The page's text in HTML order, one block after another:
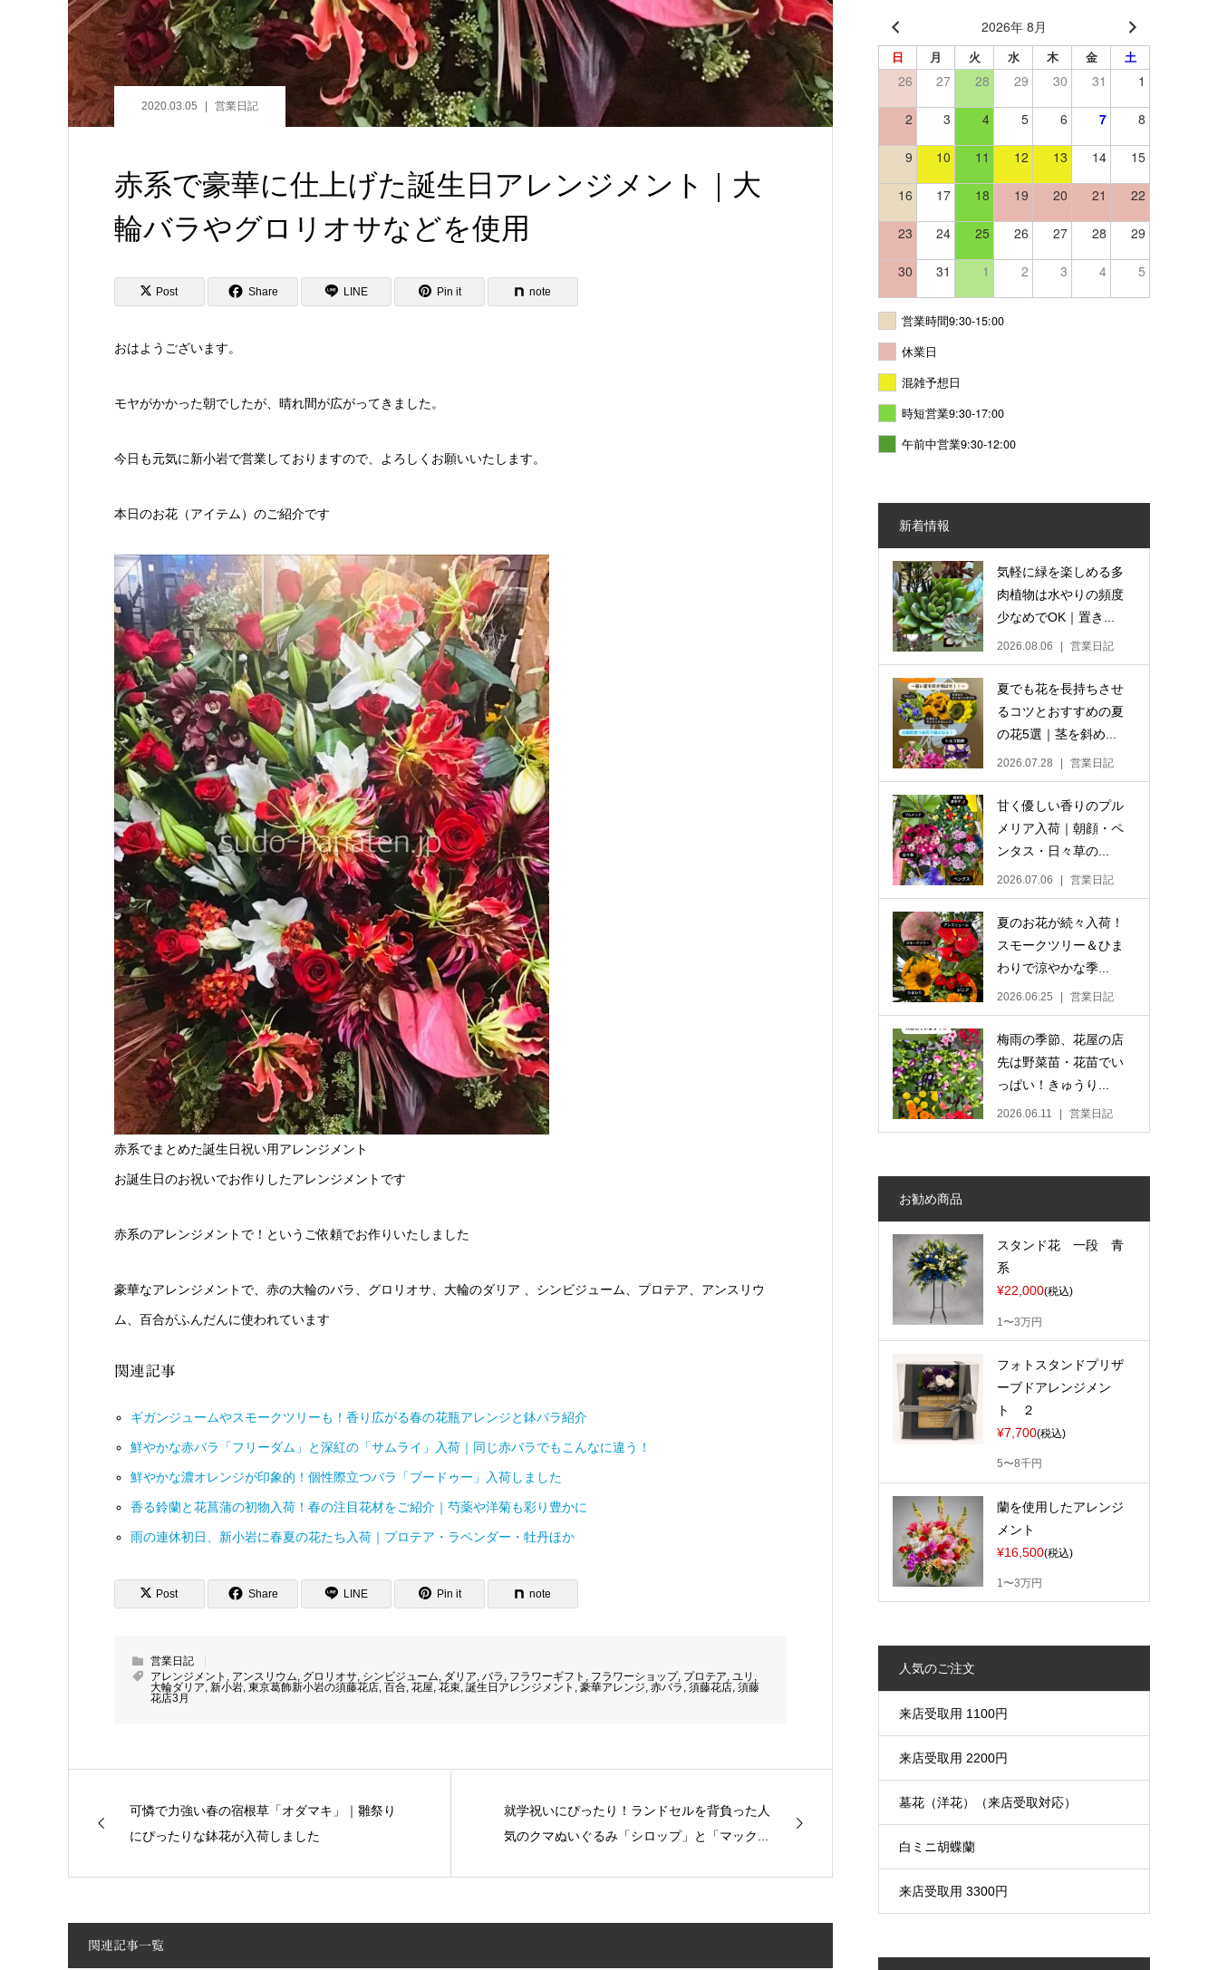
2020.03.05 営業日記
赤系で豪華に仕上げた誕生日アレンジメント｜大
輪バラやグロリオサなどを使用
Post Share LINE Pin it note
おはようございます。
モヤがかかった朝でしたが、晴れ間が広がってきました。
今日も元気に新小岩で営業しておりますので、よろしくお願いいたします。
本日のお花（アイテム）のご紹介です
赤系でまとめた誕生日祝い用アレンジメント
お誕生日のお祝いでお作りしたアレンジメントです
赤系のアレンジメントで！というご依頼でお作りいたしました
豪華なアレンジメントで、赤の大輪のバラ、グロリオサ、大輪のダリア 、シンビジューム、プロテア、アンスリウ
ム、百合がふんだんに使われています
関連記事
ギガンジュームやスモークツリーも！香り広がる春の花瓶アレンジと鉢バラ紹介
鮮やかな赤バラ「フリーダム」と深紅の「サムライ」入荷｜同じ赤バラでもこんなに違う！
鮮やかな濃オレンジが印象的！個性際立つバラ「ブードゥー」入荷しました
香る鈴蘭と花菖蒲の初物入荷！春の注目花材をご紹介｜芍薬や洋菊も彩り豊かに
雨の連休初日、新小岩に春夏の花たち入荷｜プロテア・ラベンダー・牡丹ほか
Post Share LINE Pin it note
営業日記
アレンジメント
アンスリウム グロリオサ, シンビジューム ダリア バラ フラワーギフト フラワーショップ, プロテア ユリ
大輪ダリア 新小岩, 東京葛飾新小岩の須藤花店, 百合, 花屋 花束, 誕生日アレンジメント 豪華アレンジ 赤バラ 須藤花店, 須藤
花店3月
可憐で力強い春の宿根草「オダマキ」｜雛祭り
にぴったりな鉢花が入荷しました
就学祝いにぴったり！ランドセルを背負った人
気のクマぬいぐるみ「シロップ」と「マック...
関連記事一覧
2026年 8月
日 月 火 水 木 金 土
26 27 28 29 30 31 1
2 3 4 5 6 7 8
9 10 11 12 13 14 15
16 17 18 19 20 21 22
23 24 25 26 27 28 29
30 31 1 2 3 4 5
営業時間9:30-15:00
休業日
混雑予想日
時短営業9:30-17:00
午前中営業9:30-12:00
新着情報
気軽に緑を楽しめる多
肉植物は水やりの頻度
少なめでOK｜置き...
2026.08.06 営業日記
夏でも花を長持ちさせ
るコツとおすすめの夏
の花5選｜茎を斜め...
2026.07.28 営業日記
甘く優しい香りのプル
メリア入荷｜朝顔・ペ
ンタス・日々草の...
2026.07.06 営業日記
夏のお花が続々入荷！
スモークツリー＆ひま
わりで涼やかな季...
2026.06.25 営業日記
梅雨の季節、花屋の店
先は野菜苗・花苗でい
っぱい！きゅうり...
2026.06.11 営業日記
お勧め商品
スタンド花 一段 青
系
¥22,000(税込)
1〜3万円
フォトスタンドプリザ
ーブドアレンジメン
ト ２
¥7,700(税込)
5〜8千円
蘭を使用したアレンジ
メント
¥16,500(税込)
1〜3万円
人気のご注文
来店受取用 1100円
来店受取用 2200円
墓花（洋花）（来店受取対応）
白ミニ胡蝶蘭
来店受取用 3300円